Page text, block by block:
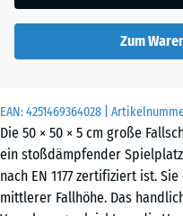
EAN:4251469364028 |
Die 50 × 50 × 5 cm große
ein stoßdämpfender
nach EN 1177 zertifiziert ist.
mittlerer Fallhöhe. Das
Zum